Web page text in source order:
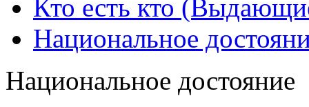
Кто есть кто
Национальное
Национальное достояние